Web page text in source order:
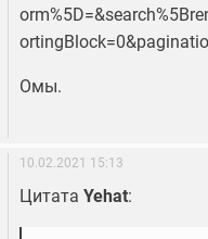
Омы.
10.02.2021 15:13
Цитата Yehat: